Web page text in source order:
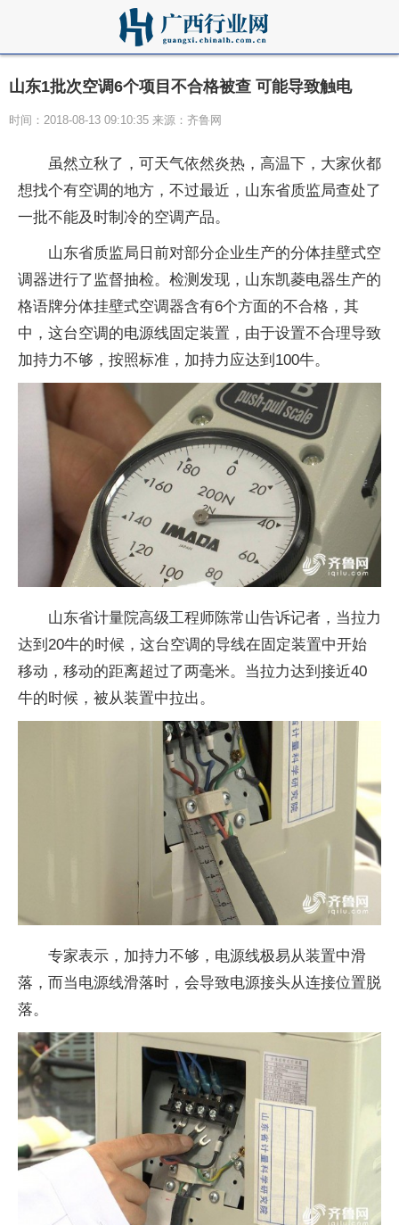
山东1批次空调6个项目不合格被查 可能导致触电
时间：2018-08-13 09:10:35 来源：齐鲁网
虽然立秋了，可天气依然炎热，高温下，大家伙都
想找个有空调的地方，不过最近，山东省质监局查处了
一批不能及时制冷的空调产品。
山东省质监局日前对部分企业生产的分体挂壁式空
调器进行了监督抽检。检测发现，山东凯菱电器生产的
格语牌分体挂壁式空调器含有6个方面的不合格，其
中，这台空调的电源线固定装置，由于设置不合理导致
加持力不够，按照标准，加持力应达到100牛。
山东省计量院高级工程师陈常山告诉记者，当拉力
达到20牛的时候，这台空调的导线在固定装置中开始
移动，移动的距离超过了两毫米。当拉力达到接近40
牛的时候，被从装置中拉出。
专家表示，加持力不够，电源线极易从装置中滑
落，而当电源线滑落时，会导致电源接头从连接位置脱
落。